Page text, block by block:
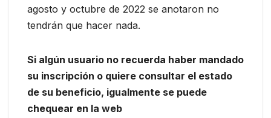
agosto y octubre de 2022 se anotaron no
tendrán que hacer nada.
Si algún usuario no recuerda haber mandado
su inscripción o quiere consultar el estado
de su beneficio, igualmente se puede
chequear en la web